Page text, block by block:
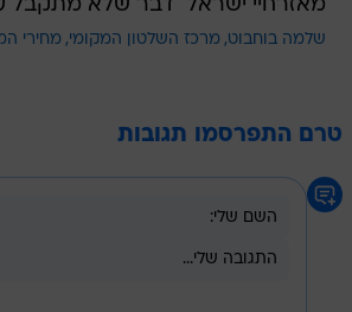
מאזרחיי ישראל  דבר שלא
שלמה בוחבוט מרכז השלטון המקומי מחירי
טרם התפרסמו תגובות